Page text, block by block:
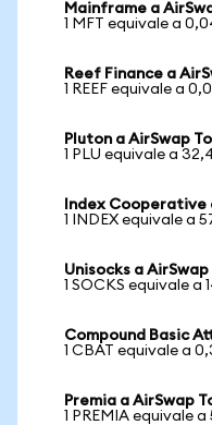
Mainframe a
1 MFT equivale a
Reef Finance a
1 REEF equivale a
Pluton a AirSwap
1 PLU equivale a
Index Cooperative
1 INDEX equivale a
Unisocks a AirSwap
1 SOCKS equivale
Compound Basic
1 CBAT equivale a
Premia a AirSwap
1 PREMIA equivale a